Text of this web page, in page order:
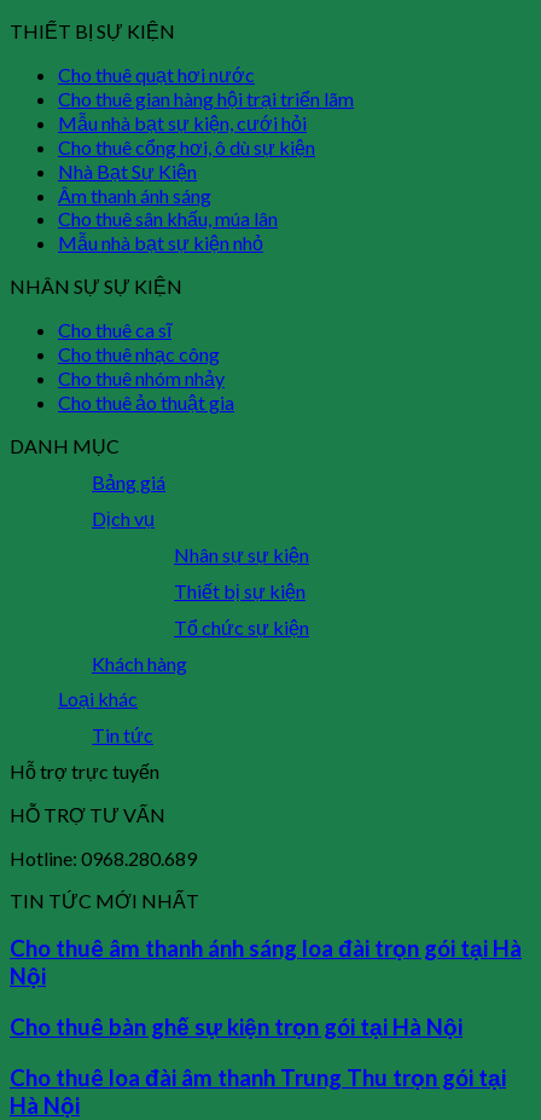
THIẾT BỊ SỰ KIỆN
Cho thuê quạt hơi nước
Cho thuê gian hàng hội trại triển lãm
Mẫu nhà bạt sự kiện, cưới hỏi
Cho thuê cổng hơi, ô dù sự kiện
Nhà Bạt Sự Kiện
Âm thanh ánh sáng
Cho thuê sân khấu, múa lân
Mẫu nhà bạt sự kiện nhỏ
NHÂN SỰ SỰ KIỆN
Cho thuê ca sĩ
Cho thuê nhạc công
Cho thuê nhóm nhảy
Cho thuê ảo thuật gia
DANH MỤC
Bảng giá
Dịch vụ
Nhân sự sự kiện
Thiết bị sự kiện
Tổ chức sự kiện
Khách hàng
Loại khác
Tin tức
Hỗ trợ trực tuyến
HỖ TRỢ TƯ VẤN
Hotline: 0968.280.689
TIN TỨC MỚI NHẤT
Cho thuê âm thanh ánh sáng loa đài trọn gói tại Hà
Nội
Cho thuê bàn ghế sự kiện trọn gói tại Hà Nội
Cho thuê loa đài âm thanh Trung Thu trọn gói tại
Hà Nội